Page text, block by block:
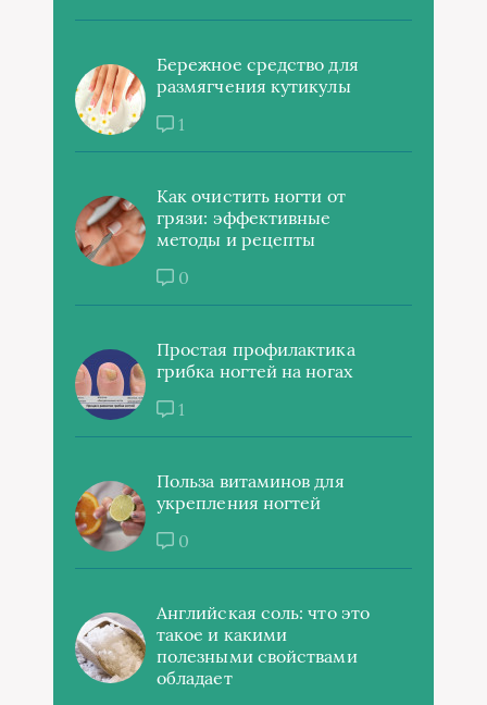
Бережное средство для
размягчения кутикулы
1
Как очистить ногти от
грязи: эффективные
методы и рецепты
0
Простая профилактика
грибка ногтей на ногах
1
Польза витаминов для
укрепления ногтей
0
Английская соль: что это
такое и какими
полезными свойствами
обладает